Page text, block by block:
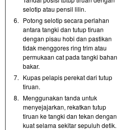
selotip atau pensil lilin.
6. Potong selotip secara perlahan
antara tangki dan tutup tiruan
dengan pisau hobi dan pastikan
tidak menggores ring trim atau
permukaan cat pada tangki bahan
bakar.
7. Kupas pelapis perekat dari tutup
tiruan.
8. Menggunakan tanda untuk
menyejajarkan, rekatkan tutup
tiruan ke tangki dan tekan dengan
kuat selama sekitar sepuluh detik.